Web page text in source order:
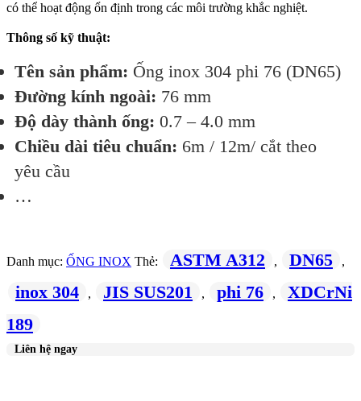
có thể hoạt động ổn định trong các môi trường khắc nghiệt.
Thông số kỹ thuật:
Tên sản phẩm: Ống inox 304 phi 76 (DN65)
Đường kính ngoài: 76 mm
Độ dày thành ống: 0.7 – 4.0 mm
Chiều dài tiêu chuẩn: 6m / 12m/ cắt theo
yêu cầu
…
Danh mục: ỐNG INOX Thẻ: ASTM A312 , DN65 ,
inox 304 , JIS SUS201 , phi 76 ,
XDCrNi
189
Liên hệ ngay